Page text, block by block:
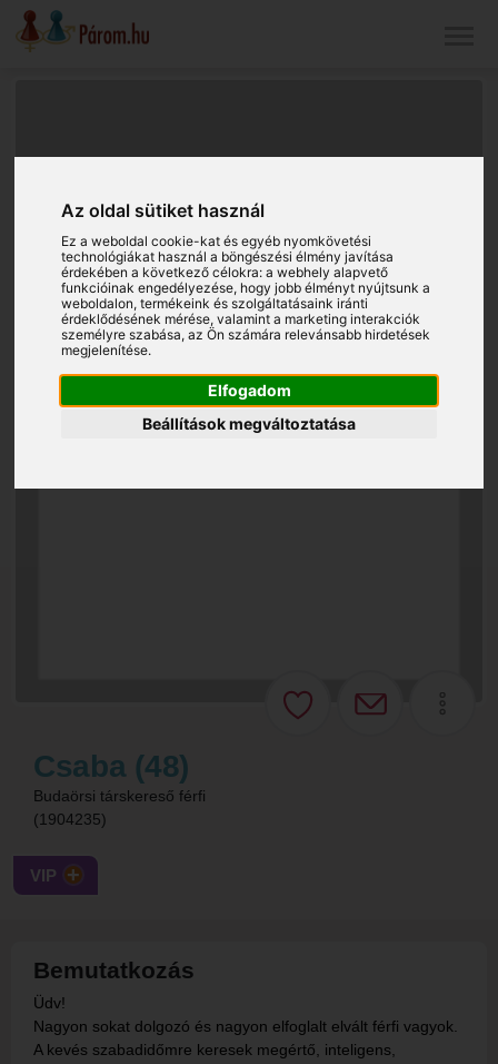
Az oldal sütiket használ
Ez a weboldal cookie-kat és egyéb nyomkövetési
technológiákat használ a böngészési élmény javítása
érdekében a következő célokra:a webhely alapvető
funkcióinak engedélyezése, hogy jobb élményt nyújtsunk a
weboldalon,termékeink és szolgáltatásaink iránti
érdeklődésének mérése, valamint a marketing interakciók
személyre szabása,az Ön számára relevánsabb hirdetések
megjelenítése.
Elfogadom
Beállítások megváltoztatása
Csaba (48)
Budaörsi társkereső férfi
(1904235)
VIP
Bemutatkozás
Üdv!
Nagyon sokat dolgozó és nagyon elfoglalt elvált férfi vagyok.
A kevés szabadidőmre keresek megértő, inteligens,